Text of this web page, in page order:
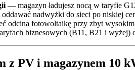
— magazyn ładujesz nocą w taryfie
nadwyżki do sieci po niskiej
odcina fotowoltaikę przy zbyt
biznesowych (B11, B21 i wyżej)
PV i magazynem 10